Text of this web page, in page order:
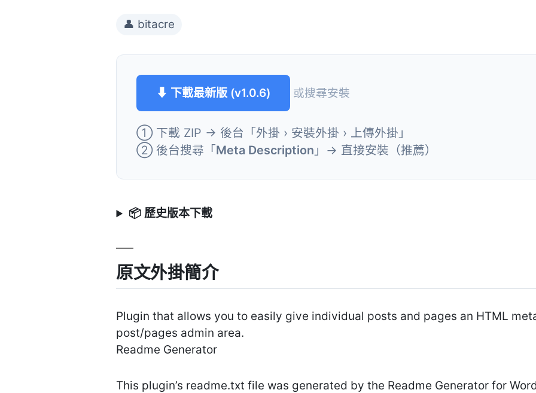
👤 bitacre
⬇ 下載最新版 (v1.0.6) 或搜尋安裝
① 下載 ZIP → 後台「外掛 › 安裝外掛 › 上傳外掛」
② 後台搜尋「Meta Description 」→ 直接安裝（推薦）
📦 歷史版本下載
原文外掛簡介
Plugin that allows you to easily give individual posts and pages an HTML
post/pages admin area.
Readme Generator
This plugin’s readme.txt file was generated by the Readme Generator for